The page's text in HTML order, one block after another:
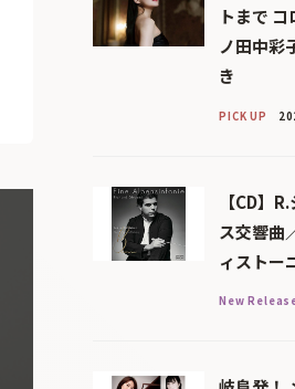
トまで
ノ田中彩
き
PICK UP
【CD】
ス交響曲
ィストー
New